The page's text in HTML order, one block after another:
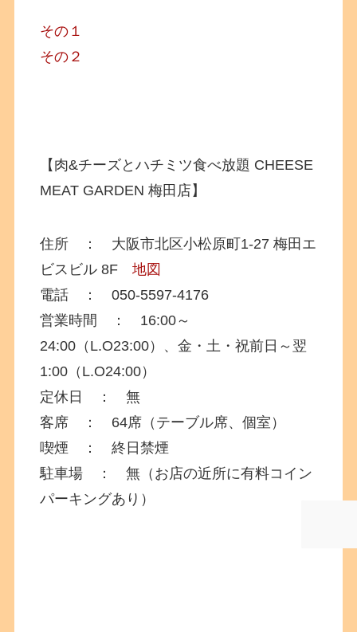
その１
その２
【肉&チーズとハチミツ食べ放題 CHEESE
MEAT GARDEN 梅田店】
住所 ： 大阪市北区小松原町1-27 梅田エ
ビスビル 8F地図
電話 ： 050-5597-4176
営業時間 ： 16:00～
24:00（L.O23:00）、金・土・祝前日～翌
1:00（L.O24:00）
定休日 ： 無
客席 ： 64席（テーブル席、個室）
喫煙 ： 終日禁煙
駐車場 ： 無（お店の近所に有料コイン
パーキングあり）